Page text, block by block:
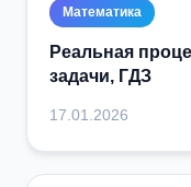
Математика
Реальная
задачи, ГДЗ
17.01.2026